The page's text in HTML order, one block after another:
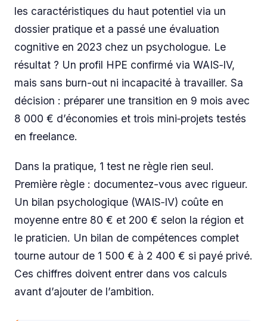
les caractéristiques du haut potentiel via un
dossier pratique et a passé une évaluation
cognitive en 2023 chez un psychologue. Le
résultat ? Un profil HPE confirmé via WAIS‑IV,
mais sans burn-out ni incapacité à travailler. Sa
décision : préparer une transition en 9 mois avec
8 000 € d’économies et trois mini‑projets testés
en freelance.
Dans la pratique, 1 test ne règle rien seul.
Première règle : documentez-vous avec rigueur.
Un bilan psychologique (WAIS‑IV) coûte en
moyenne entre 80 € et 200 € selon la région et
le praticien. Un bilan de compétences complet
tourne autour de 1 500 € à 2 400 € si payé privé.
Ces chiffres doivent entrer dans vos calculs
avant d’ajouter de l’ambition.